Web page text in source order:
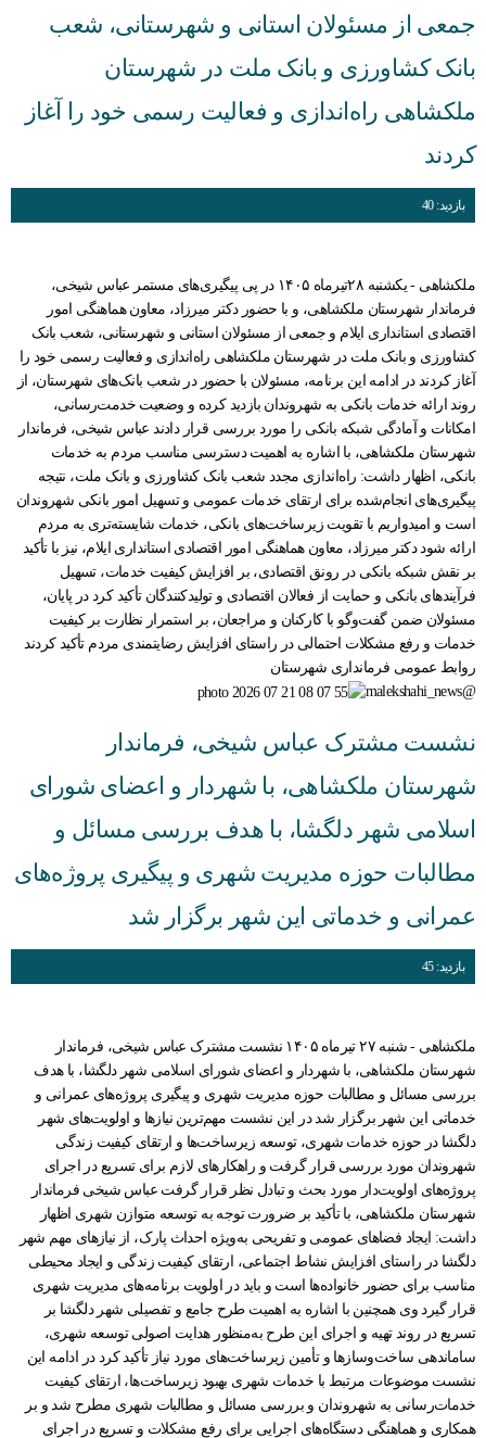
جمعی از مسئولان استانی و شهرستانی، شعب
بانک کشاورزی و بانک ملت در شهرستان
ملکشاهی راه‌اندازی و فعالیت رسمی خود را آغاز
کردند
بازدید: 40
ملکشاهی - یکشنبه ۲۸تیرماه ۱۴۰۵ در پی پیگیری‌های مستمر عباس شیخی،
فرماندار شهرستان ملکشاهی، و با حضور دکتر میرزاد، معاون هماهنگی امور
اقتصادی استانداری ایلام و جمعی از مسئولان استانی و شهرستانی، شعب بانک
کشاورزی و بانک ملت در شهرستان ملکشاهی راه‌اندازی و فعالیت رسمی خود را
آغاز کردند در ادامه این برنامه، مسئولان با حضور در شعب بانک‌های شهرستان، از
روند ارائه خدمات بانکی به شهروندان بازدید کرده و وضعیت خدمت‌رسانی،
امکانات و آمادگی شبکه بانکی را مورد بررسی قرار دادند عباس شیخی، فرماندار
شهرستان ملکشاهی، با اشاره به اهمیت دسترسی مناسب مردم به خدمات
بانکی، اظهار داشت: راه‌اندازی مجدد شعب بانک کشاورزی و بانک ملت، نتیجه
پیگیری‌های انجام‌شده برای ارتقای خدمات عمومی و تسهیل امور بانکی شهروندان
است و امیدواریم با تقویت زیرساخت‌های بانکی، خدمات شایسته‌تری به مردم
ارائه شود دکتر میرزاد، معاون هماهنگی امور اقتصادی استانداری ایلام، نیز با تأکید
بر نقش شبکه بانکی در رونق اقتصادی، بر افزایش کیفیت خدمات، تسهیل
فرآیندهای بانکی و حمایت از فعالان اقتصادی و تولیدکنندگان تأکید کرد در پایان،
مسئولان ضمن گفت‌وگو با کارکنان و مراجعان، بر استمرار نظارت بر کیفیت
خدمات و رفع مشکلات احتمالی در راستای افزایش رضایتمندی مردم تأکید کردند
روابط عمومی فرمانداری شهرستان
@malekshahi_news
نشست مشترک عباس شیخی، فرماندار
شهرستان ملکشاهی، با شهردار و اعضای شورای
اسلامی شهر دلگشا، با هدف بررسی مسائل و
مطالبات حوزه مدیریت شهری و پیگیری پروژه‌های
عمرانی و خدماتی این شهر برگزار شد
بازدید: 45
ملکشاهی - شنبه ۲۷ تیرماه ۱۴۰۵ نشست مشترک عباس شیخی، فرماندار
شهرستان ملکشاهی، با شهردار و اعضای شورای اسلامی شهر دلگشا، با هدف
بررسی مسائل و مطالبات حوزه مدیریت شهری و پیگیری پروژه‌های عمرانی و
خدماتی این شهر برگزار شد در این نشست مهم‌ترین نیازها و اولویت‌های شهر
دلگشا در حوزه خدمات شهری، توسعه زیرساخت‌ها و ارتقای کیفیت زندگی
شهروندان مورد بررسی قرار گرفت و راهکارهای لازم برای تسریع در اجرای
پروژه‌های اولویت‌دار مورد بحث و تبادل نظر قرار گرفت عباس شیخی فرماندار
شهرستان ملکشاهی، با تأکید بر ضرورت توجه به توسعه متوازن شهری اظهار
داشت: ایجاد فضاهای عمومی و تفریحی به‌ویژه احداث پارک، از نیازهای مهم شهر
دلگشا در راستای افزایش نشاط اجتماعی، ارتقای کیفیت زندگی و ایجاد محیطی
مناسب برای حضور خانواده‌ها است و باید در اولویت برنامه‌های مدیریت شهری
قرار گیرد وی همچنین با اشاره به اهمیت طرح جامع و تفصیلی شهر دلگشا بر
تسریع در روند تهیه و اجرای این طرح به‌منظور هدایت اصولی توسعه شهری،
ساماندهی ساخت‌وسازها و تأمین زیرساخت‌های مورد نیاز تأکید کرد در ادامه این
نشست موضوعات مرتبط با خدمات شهری بهبود زیرساخت‌ها، ارتقای کیفیت
خدمات‌رسانی به شهروندان و بررسی مسائل و مطالبات شهری مطرح شد و بر
همکاری و هماهنگی دستگاه‌های اجرایی برای رفع مشکلات و تسریع در اجرای
دفتر امور اداری مالی
شورای فرهنگی
پایگاه بنیاد شهید و امور ایثارگران
قرارگاه اقتصادی مقاومتی استان
فرمانداری سیروان
فرمانداری چرداول
فرمانداری هلیلان
فرمانداری ملکشاهی
فرمانداری ایوان
شاخص های آماری اقتصادی
سامانه مدیریت خدمات دولت
دارندگان پروانه دفاتر خدمات پیشخوان استان
سامانه انتشار و دسترسی آزاد به اطلاعات
پیشخوان ارباب رجوع (ثبت و رهگیری مکاتبات)
سامانه آموزش، پژوهش و مدیریت دانش
نمودار سازمانی
درباره ما
تلفن دفاتر مدیران استانداری
بیانیه راهبرد مشارکت عمومی
تصمیم گیری الکترونیکی
بیانیه حریم خصوصی
دستورالعمل بروزرسانی سایت
بیانیه توافقنامه سطح خدمت
ارتباط با ما در پیام رسان ها
حقوق شهروندی
نظر، انتقاد، پیشنهاد
تلفن های ضروری استان
راهنمای ثبت شکایت
راهنمای رسیدگی به تخلفات اداری
تماس با ما
فعالان اقتصادی
درخواست های واحدهای اقتصادی
راهنمای فعالان اقتصادی
گالری
گالری تصاویر
گالری استاندار
گالری فیلم
اخبار انتخابات
اخبار وزارت کشور، استانداری ایلام
پربازدیدترین اخبار
نشریات دفتر روابط عمومی
نشريات دفتر بازرسی، امور حقوقی و ارزيابی عملکرد
نشريات دفترپدافندغيرعامل
آرشیو اطلاعیه ها و بخشنامه ها
قوانین و مقررات
قانون اساسی
چشم انداز استان ایلام
قانون برنامه هفتم توسعه
قوانین عادی
آئین نامه ها
بخشنامه ها
اسناد بالادستی
مناقصه، مزایده و فراخوان
پیشخوان ارباب رجوع(ثبت و پیگیری مکاتبات)
پرسش و پاسخ های متداول
جستجو